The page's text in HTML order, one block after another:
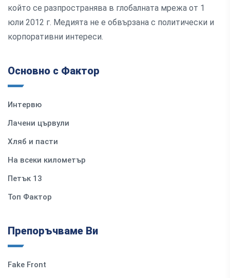
който се разпространява в глобалната мрежа от 1
юли 2012 г. Медията не е обвързана с политически и
корпоративни интереси.
Основно с Фактор
Интервю
Лачени цървули
Хляб и пасти
На всеки километър
Петък 13
Топ Фактор
Препоръчваме Ви
Fake Front